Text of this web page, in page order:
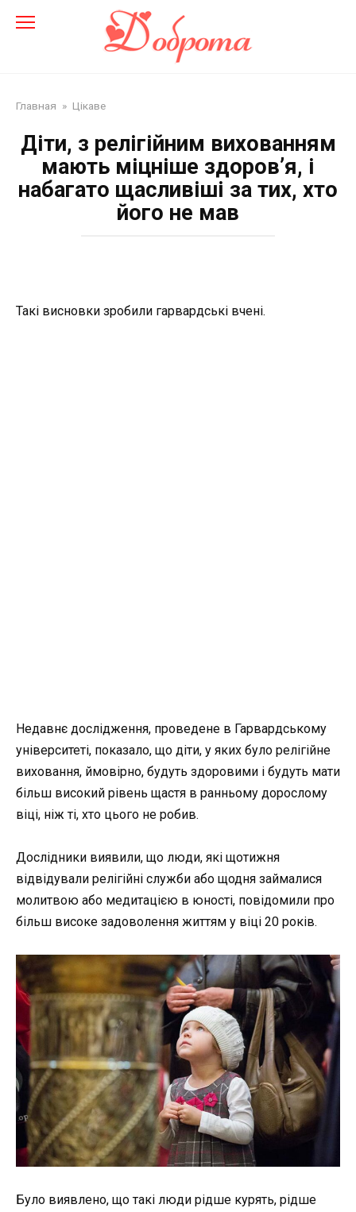
Главная » Цікаве
Діти, з релігійним вихованням
мають міцніше здоров’я, і
набагато щасливіші за тих, хто
його не мав
Такі висновки зробили гарвардські вчені.
Недавнє дослідження, проведене в Гарвардському
університеті, показало, що діти, у яких було релігійне
виховання, ймовірно, будуть здоровими і будуть мати
більш високий рівень щастя в ранньому дорослому
віці, ніж ті, хто цього не робив.
Дослідники виявили, що люди, які щотижня
відвідували релігійні служби або щодня займалися
молитвою або медитацією в юності, повідомили про
більш високе задоволення життям у віці 20 років.
Було виявлено, що такі люди рідше курять, рідше